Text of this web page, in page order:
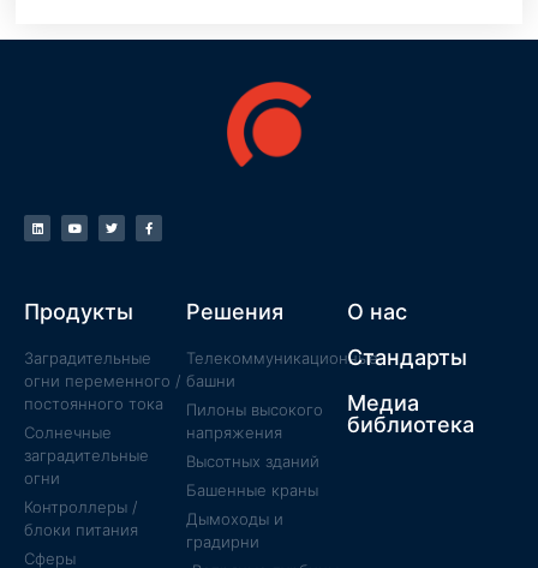
Продукты
Заградительные
огни переменного /
постоянного тока
Солнечные
заградительные
огни
Контроллеры /
блоки питания
Сферы
Решения
Телекоммуникационные
башни
Пилоны высокого
напряжения
Высотных зданий
Башенные краны
Дымоходы и
градирни
О нас
Стандарты
Медиа
библиотека